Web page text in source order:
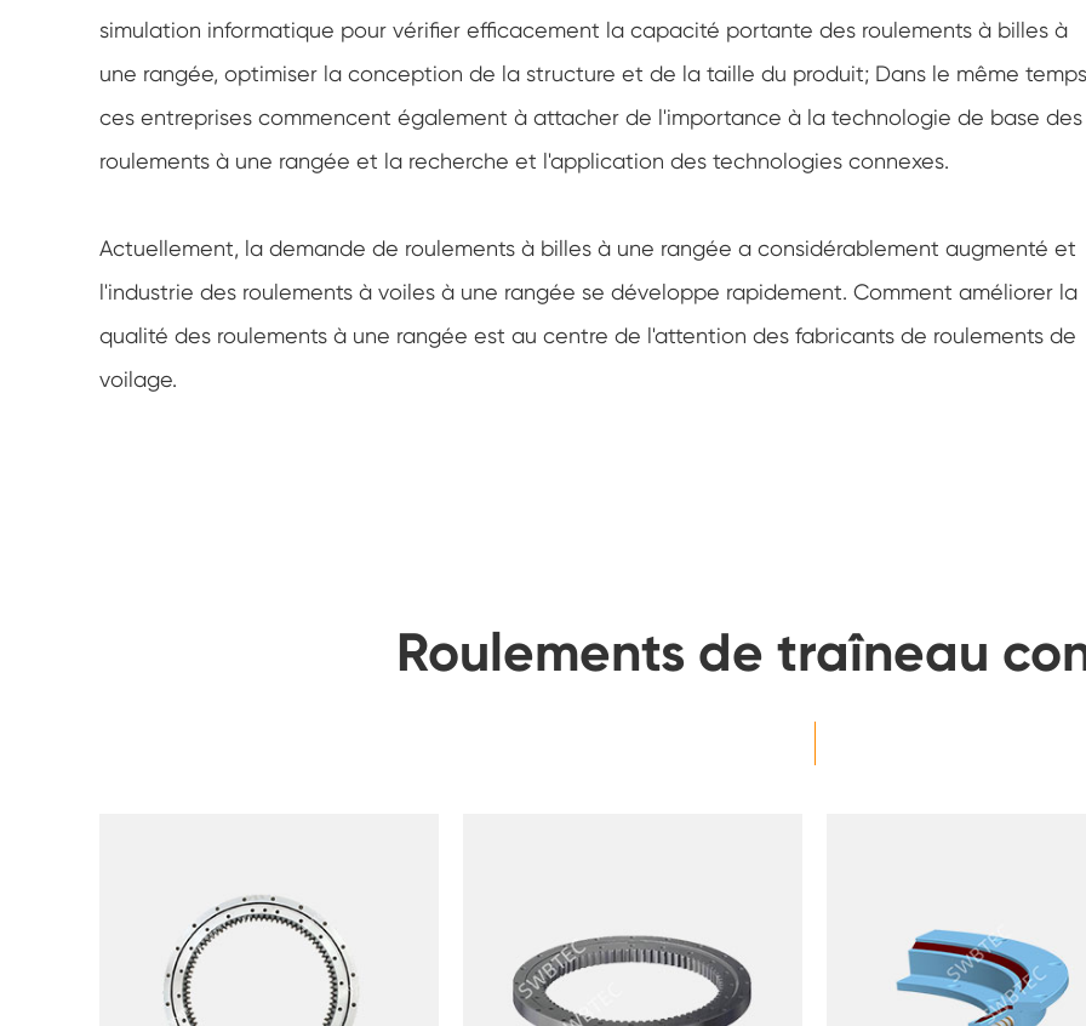
simulation informatique pour vérifier efficacement la capacité portante des roulements à billes à
une rangée, optimiser la conception de la structure et de la taille du produit; Dans le même
ces entreprises commencent également à attacher de l'importance à la technologie de base des
roulements à une rangée et la recherche et l'application des technologies connexes.
Actuellement, la demande de roulements à billes à une rangée a considérablement augmenté et
l'industrie des roulements à voiles à une rangée se développe rapidement. Comment améliorer la
qualité des roulements à une rangée est au centre de l'attention des fabricants de roulements de
voilage.
Roulements de traîneau